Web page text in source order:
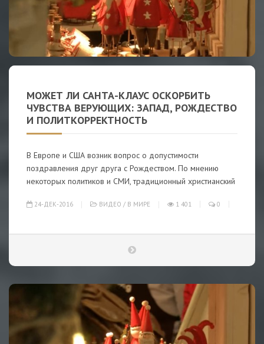
МОЖЕТ ЛИ САНТА-КЛАУС ОСКОРБИТЬ
ЧУВСТВА ВЕРУЮЩИХ: ЗАПАД, РОЖДЕСТВО
И ПОЛИТКОРРЕКТНОСТЬ
В Европе и США возник вопрос о допустимости
поздравления друг друга с Рождеством. По мнению
некоторых политиков и СМИ, традиционный христианский
24-ДЕК-2016 ВИДЕО / В МИРЕ 1 401 0